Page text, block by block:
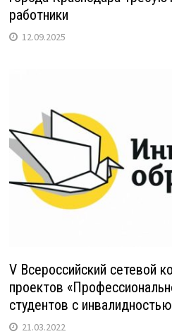
работники
12.09.2025
V Всероссийский сетевой
проектов
студентов с инвалидностью
21.03.2022